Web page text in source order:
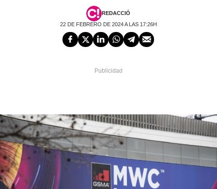
REDACCIÓ
22 DE FEBRERO DE 2024 A LAS 17:26H